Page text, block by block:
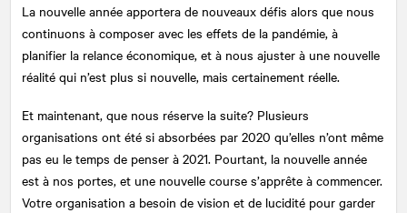
La nouvelle année apportera de nouveaux défis alors que nous
continuons à composer avec les effets de la pandémie, à
planifier la relance économique, et à nous ajuster à une nouvelle
réalité qui n’est plus si nouvelle, mais certainement réelle.
Et maintenant, que nous réserve la suite? Plusieurs
organisations ont été si absorbées par 2020 qu’elles n’ont même
pas eu le temps de penser à 2021. Pourtant, la nouvelle année
est à nos portes, et une nouvelle course s’apprête à commencer.
Votre organisation a besoin de vision et de lucidité pour garder